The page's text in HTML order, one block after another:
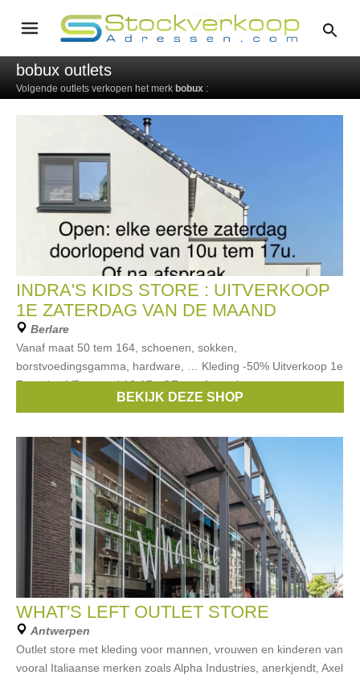
bobux outlets
Volgende outlets verkopen het merk bobux :
INDRA'S KIDS STORE : UITVERKOOP
1E ZATERDAG VAN DE MAAND
Berlare
Vanaf maat 50 tem 164, schoenen, sokken,
borstvoedingsgamma, hardware, … Kleding -50% Uitverkoop 1e
Zaterdag VD maand 10-17u OF na afspraak
bobux,Stabifoot,ido,
BEKIJK DEZE SHOP
WHAT'S LEFT OUTLET STORE
Antwerpen
Outlet store met kleding voor mannen, vrouwen en kinderen van
vooral Italiaanse merken zoals Alpha Industries, anerkjendt, Axel